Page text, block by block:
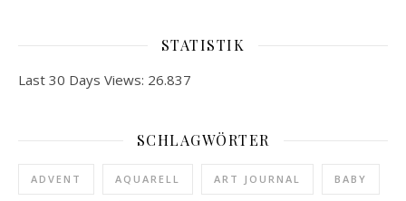
STATISTIK
Last 30 Days Views: 26.837
SCHLAGWÖRTER
ADVENT AQUARELL ART JOURNAL BABY